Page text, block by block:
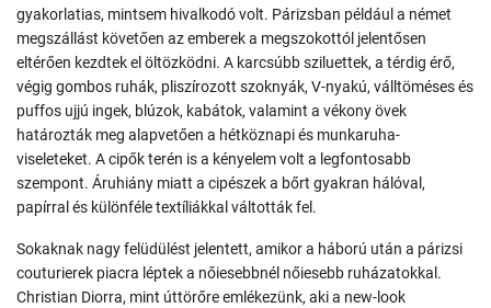
gyakorlatias, mintsem hivalkodó volt. Párizsban például a német
megszállást követően az emberek a megszokottól jelentősen
eltérően kezdtek el öltözködni. A karcsúbb sziluettek, a térdig érő,
végig gombos ruhák, pliszírozott szoknyák, V-nyakú, válltöméses és
puffos ujjú ingek, blúzok, kabátok, valamint a vékony övek
határozták meg alapvetően a hétköznapi és munkaruha-
viseleteket. A cipők terén is a kényelem volt a legfontosabb
szempont. Áruhiány miatt a cipészek a bőrt gyakran hálóval,
papírral és különféle textíliákkal váltották fel.
Sokaknak nagy felüdülést jelentett, amikor a háború után a párizsi
couturierek piacra léptek a nőiesebbnél nőiesebb ruházatokkal.
Christian Diorra, mint úttörőre emlékezünk, aki a new-look